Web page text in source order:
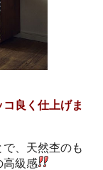
良く仕上げま
、天然杢のも
高級感